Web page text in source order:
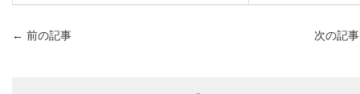
← 前の記事 次の記